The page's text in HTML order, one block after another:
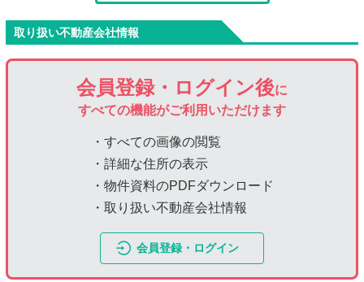
取り扱い不動産会社情報
会員登録・ログイン後に
すべての機能がご利用いただけます
・すべての画像の閲覧
・詳細な住所の表示
・物件資料のPDFダウンロード
・取り扱い不動産会社情報
会員登録・ログイン